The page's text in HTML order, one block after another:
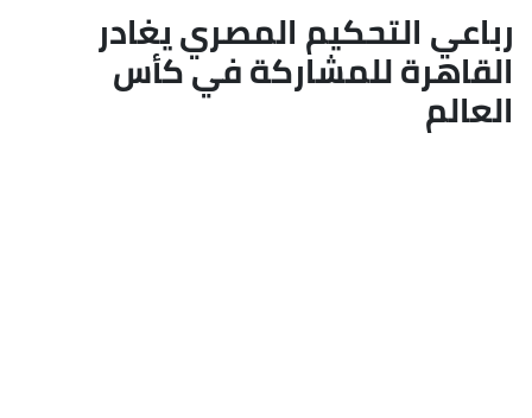
رباعي التحكيم المصري يغادر
القاهرة للمشاركة في كأس
العالم